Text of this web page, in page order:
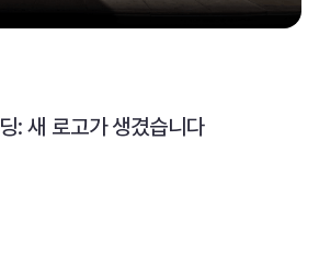
: 새 로고가 생겼습니다